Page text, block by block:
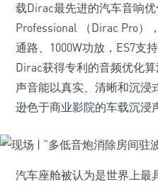
载Dirac最先进的汽车音响
Professional （Dirac Pro）
通路、1000W功放，ES7支
Dirac获得专利的音频优化
声音能以真实、清晰和沉浸
逊色于商业影院的车载沉浸
汽车座舱被认为是世界上最